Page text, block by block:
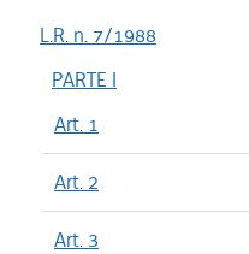
L.R. n. 7/1988
PARTE I
Art. 1
Art. 2
Art. 3